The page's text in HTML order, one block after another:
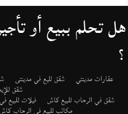
هل تحلم ببيع أو
؟
عقارات مدينتي شقق لليع في مدينتى
شقق
شقق في الرحاب للبيع كاش فيلات للبيع
مكاتب للبيع في الرحاب كاش